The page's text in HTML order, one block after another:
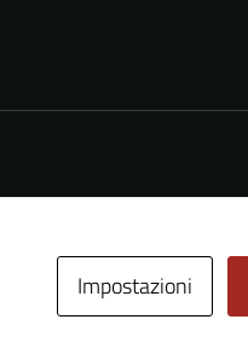
Impostazioni